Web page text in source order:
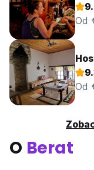
Od
Od
O Berat